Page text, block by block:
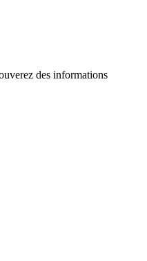
des informations